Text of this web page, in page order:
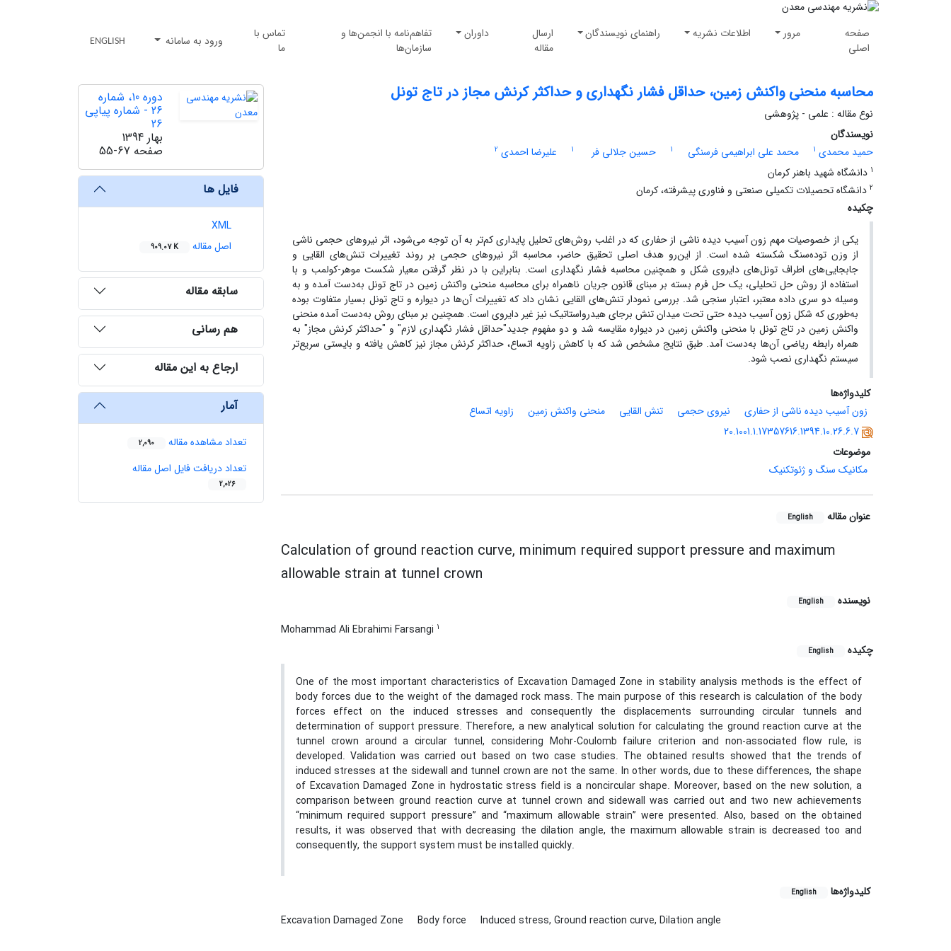
صفحه
اصلی
مرور اطلاعات نشریه راهنمای نویسندگان
ارسال
مقاله
داوران
تفاهم‌نامه با انجمن‌ها و
سازمان‌ها
تماس با
ما
ورود به سامانه ENGLISH
محاسبه منحنی واکنش زمین، حداقل فشار نگهداری و حداکثر کرنش مجاز در تاج تونل
نوع مقاله : علمی - پژوهشی
نویسندگان
حمید محمدی 1 محمد علی ابراهیمی فرسنگی 1 حسین جلالی فر 1 علیرضا احمدی 2
1 دانشگاه شهید باهنر کرمان
2 دانشگاه تحصیلات تکمیلی صنعتی و فناوری پیشرفته، کرمان
چکیده
یکی از خصوصیات مهم زون آسیب دیده ناشی از حفاری که در اغلب روش‌های تحلیل پایداری کم‌تر به آن توجه می‌شود، اثر نیروهای حجمی ناشی
از وزن توده‌سنگ شکسته شده است. از این‌رو هدف اصلی تحقیق حاضر، محاسبه اثر نیروهای حجمی بر روند تغییرات تنش‌های القایی و
جابجایی‌های اطراف تونل‌های دایروی شکل و همچنین محاسبه فشار نگهداری است. بنابراین با در نظر گرفتن معیار شکست موهر-کولمب و با
استفاده از روش حل تحلیلی، یک حل فرم بسته بر مبنای قانون جریان ناهمراه برای محاسبه منحنی واکنش زمین در تاج تونل به‌دست آمده و به
وسیله دو سری داده معتبر، اعتبار سنجی شد. بررسی نمودار تنش‌های القایی نشان داد که تغییرات آن‌ها در دیواره و تاج تونل بسیار متفاوت بوده
به‌طوری که شکل زون آسیب دیده حتی تحت میدان تنش برجای هیدرواستاتیک نیز غیر دایروی است. همچنین بر مبنای روش به‌دست آمده منحنی
واکنش زمین در تاج تونل با منحنی واکنش زمین در دیواره مقایسه شد و دو مفهوم جدید"حداقل فشار نگهداری لازم" و "حداکثر کرنش مجاز" به
همراه رابطه ریاضی آن‌ها به‌دست آمد. طبق نتایج مشخص شد که با کاهش زاویه اتساع، حداکثر کرنش مجاز نیز کاهش یافته و بایستی سریع‌تر
سیستم نگهداری نصب شود.
کلیدواژه‌ها
زون آسیب دیده ناشی از حفاری
نیروی حجمی تنش القایی منحنی واکنش زمین
زاویه اتساع
20.1001.1.17357616.1394.10.26.6.7
موضوعات
مکانیک سنگ و ژئوتکنیک
عنوان مقاله English
Calculation of ground reaction curve, minimum required support pressure and maximum
allowable strain at tunnel crown
نویسنده English
Mohammad Ali Ebrahimi Farsangi 1
چکیده English
One of the most important characteristics of Excavation Damaged Zone in stability analysis methods is the effect of
body forces due to the weight of the damaged rock mass. The main purpose of this research is calculation of the body
forces effect on the induced stresses and consequently the displacements surrounding circular tunnels and
determination of support pressure. Therefore, a new analytical solution for calculating the ground reaction curve at the
tunnel crown around a circular tunnel, considering Mohr-Coulomb failure criterion and non-associated flow rule, is
developed. Validation was carried out based on two case studies. The obtained results showed that the trends of
induced stresses at the sidewall and tunnel crown are not the same. In other words, due to these differences, the shape
of Excavation Damaged Zone in hydrostatic stress field is a noncircular shape. Moreover, based on the new solution, a
comparison between ground reaction curve at tunnel crown and sidewall was carried out and two new achievements
“minimum required support pressure” and “maximum allowable strain” were presented. Also, based on the obtained
results, it was observed that with decreasing the dilation angle, the maximum allowable strain is decreased too and
consequently, the support system must be installed quickly.
کلیدواژه‌ها English
Excavation Damaged Zone Body force Induced stress, Ground reaction curve, Dilation angle
دوره 10، شماره
26 - شماره پیاپی
26
بهار 1394
صفحه 55-67
فایل ها
XML
اصل مقاله
909.07 K
سابقه مقاله
هم رسانی
ارجاع به این مقاله
آمار
تعداد مشاهده مقاله 2,090
تعداد دریافت فایل اصل مقاله
2,026